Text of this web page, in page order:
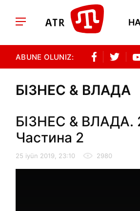
ABUNE OLUNIZ:
БІЗНЕС & ВЛАДА
БІЗНЕС & ВЛАДА.
Частина 2
25 iyün 2019, 23:10 2980